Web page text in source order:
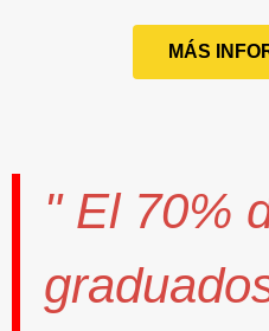
MÁS
" El 70%